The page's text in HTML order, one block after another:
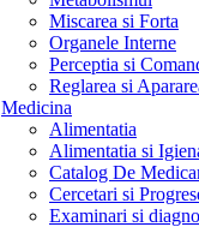
Miscarea si Forta
Organele Interne
Perceptia si
Reglarea si
Medicina
Alimentatia
Alimentatia si
Catalog De
Cercetari si
Examinari si